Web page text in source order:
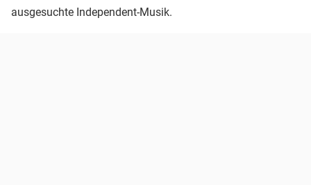
ausgesuchte Independent-Musik.